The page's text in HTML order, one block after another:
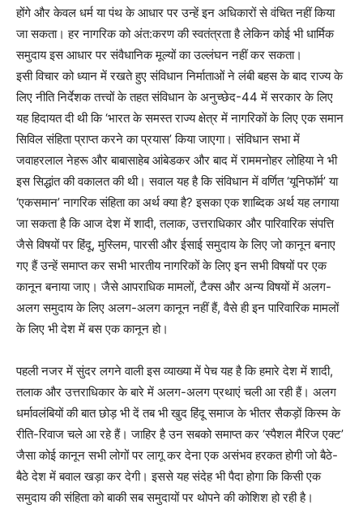
होंगे और केवल धर्म या पंथ के आधार पर उन्हें इन अधिकारों से वंचित नहीं किया
जा सकता। हर नागरिक को अंत:करण की स्वतंत्रता है लेकिन कोई भी धार्मिक
समुदाय इस आधार पर संवैधानिक मूल्यों का उल्लंघन नहीं कर सकता।
इसी विचार को ध्यान में रखते हुए संविधान निर्माताओं ने लंबी बहस के बाद राज्य के
लिए नीति निर्देशक तत्त्वों के तहत संविधान के अनुच्छेद-44 में सरकार के लिए
यह हिदायत दी थी कि ‘भारत के समस्त राज्य क्षेत्र में नागरिकों के लिए एक समान
सिविल संहिता प्राप्त करने का प्रयास’ किया जाएगा। संविधान सभा में
जवाहरलाल नेहरू और बाबासाहेब आंबेडकर और बाद में राममनोहर लोहिया ने भी
इस सिद्धांत की वकालत की थी। सवाल यह है कि संविधान में वर्णित ‘यूनिफॉर्म’ या
‘एकसमान’ नागरिक संहिता का अर्थ क्या है? इसका एक शाब्दिक अर्थ यह लगाया
जा सकता है कि आज देश में शादी, तलाक, उत्तराधिकार और पारिवारिक संपत्ति
जैसे विषयों पर हिंदू, मुस्लिम, पारसी और ईसाई समुदाय के लिए जो कानून बनाए
गए हैं उन्हें समाप्त कर सभी भारतीय नागरिकों के लिए इन सभी विषयों पर एक
कानून बनाया जाए। जैसे आपराधिक मामलों, टैक्स और अन्य विषयों में अलग-
अलग समुदाय के लिए अलग-अलग कानून नहीं हैं, वैसे ही इन पारिवारिक मामलों
के लिए भी देश में बस एक कानून हो।
पहली नजर में सुंदर लगने वाली इस व्याख्या में पेच यह है कि हमारे देश में शादी,
तलाक और उत्तराधिकार के बारे में अलग-अलग प्रथाएं चली आ रही हैं। अलग
धर्मावलंबियों की बात छोड़ भी दें तब भी खुद हिंदू समाज के भीतर सैकड़ों किस्म के
रीति-रिवाज चले आ रहे हैं। जाहिर है उन सबको समाप्त कर ‘स्पैशल मैरिज एक्ट’
जैसा कोई कानून सभी लोगों पर लागू कर देना एक असंभव हरकत होगी जो बैठे-
बैठे देश में बवाल खड़ा कर देगी। इससे यह संदेह भी पैदा होगा कि किसी एक
समुदाय की संहिता को बाकी सब समुदायों पर थोपने की कोशिश हो रही है।